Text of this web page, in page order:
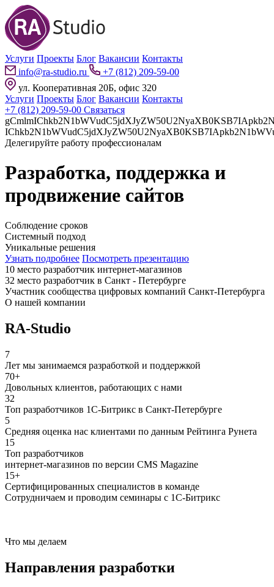
Услуги Проекты Блог Вакансии Контакты
info@ra-studio.ru
+7 (812) 209-59-00
ул. Кооперативная 20Б, офис 320
Услуги Проекты Блог Вакансии Контакты
+7 (812) 209-59-00 Связаться
Делегируйте работу профессионалам
Разработка, поддержка и
продвижение сайтов
Соблюдение сроков
Системный подход
Уникальные решения
Узнать подробнее Посмотреть презентацию
10 место разработчик интернет-магазинов
32 место разработчик в Санкт - Петербурге
Участник сообщества цифровых компаний Санкт-Петербурга
О нашей компании
RA-Studio
7
Лет мы занимаемся разработкой и поддержкой
70+
Довольных клиентов, работающих с нами
32
Топ разработчиков 1С-Битрикс в Санкт-Петербурге
5
Средняя оценка нас клиентами по данным Рейтинга Рунета
15
Топ разработчиков
интернет-магазинов по версии CMS Magazine
15+
Сертифицированных специалистов в команде
Сотрудничаем и проводим семинары с 1С-Битрикс
Что мы делаем
Направления разработки